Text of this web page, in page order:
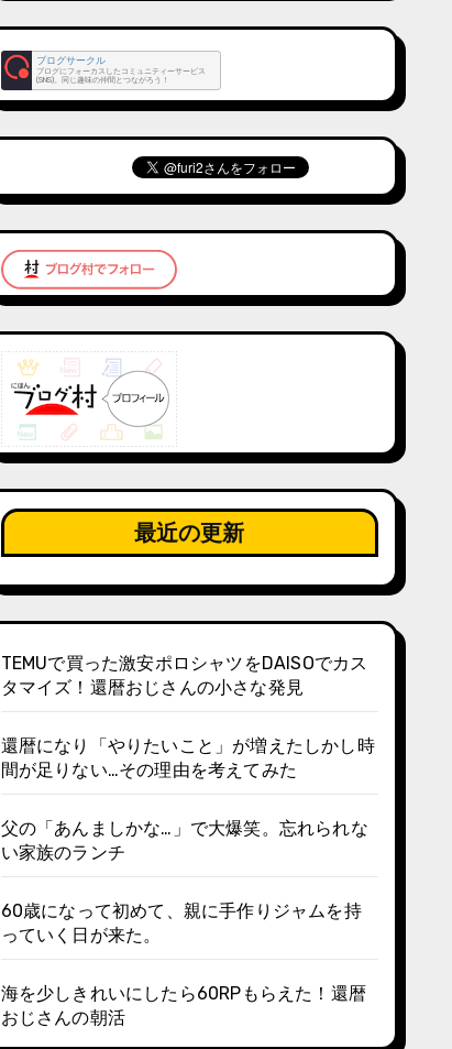
ブログサークル
ブログにフォーカスしたコミュニティーサービス
(SNS)。同じ趣味の仲間とつながろう！
最近の更新
TEMUで買った激安ポロシャツをDAISOでカス
タマイズ！還暦おじさんの小さな発見
還暦になり「やりたいこと」が増えたしかし時
間が足りない…その理由を考えてみた
父の「あんましかな…」で大爆笑。忘れられな
い家族のランチ
60歳になって初めて、親に手作りジャムを持
っていく日が来た。
海を少しきれいにしたら60RPもらえた！還暦
おじさんの朝活